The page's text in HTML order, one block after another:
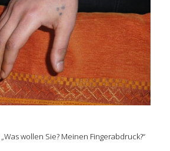
wollen Sie? Meinen Fingerabdruck?“